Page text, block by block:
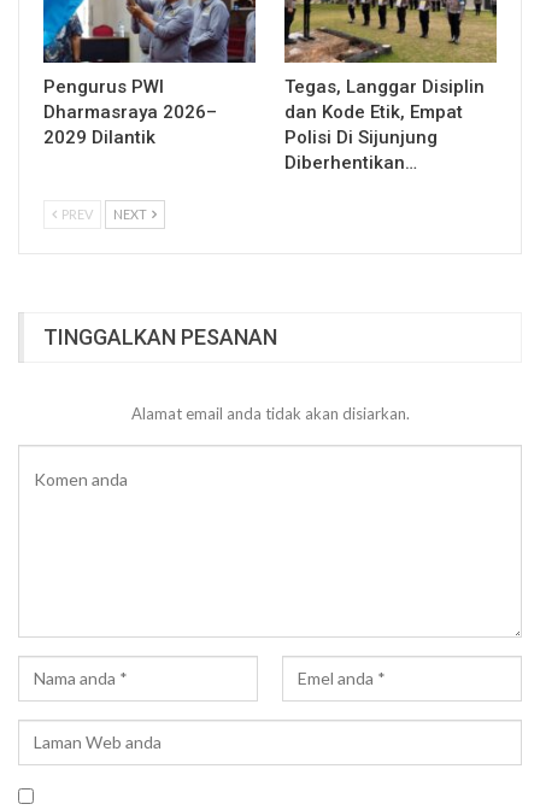
Pengurus PWI
Dharmasraya 2026–
2029 Dilantik
Tegas, Langgar Disiplin
dan Kode Etik, Empat
Polisi Di Sijunjung
Diberhentikan…
PREV NEXT
TINGGALKAN PESANAN
Alamat email anda tidak akan disiarkan.